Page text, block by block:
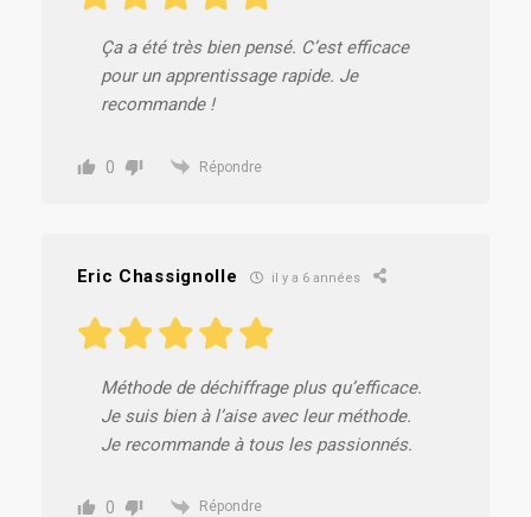
Ça a été très bien pensé. C’est efficace
pour un apprentissage rapide. Je
recommande !
0 Répondre
Eric Chassignolle il y a 6 années
Méthode de déchiffrage plus qu’efficace.
Je suis bien à l’aise avec leur méthode.
Je recommande à tous les passionnés.
0 Répondre